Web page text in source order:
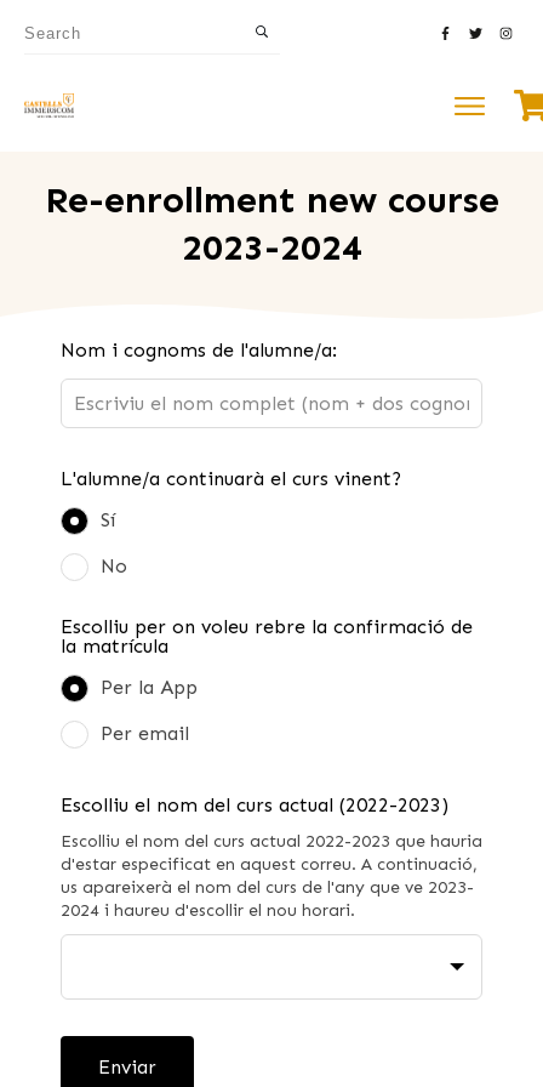
Re-enrollment new course
2023-2024
Leave
this
field
Nom i cognoms de l'alumne/a:
L'alumne/a continuarà el curs vinent?
Sí
No
Escolliu per on voleu rebre la confirmació de
la matrícula
Per la App
Per email
Escolliu el nom del curs actual (2022-2023)
Escolliu el nom del curs actual 2022-2023 que hauria
d'estar especificat en aquest correu. A continuació,
us apareixerà el nom del curs de l'any que ve 2023-
2024 i haureu d'escollir el nou horari.
Enviar